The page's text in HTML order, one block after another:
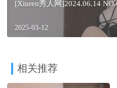
[Xiuren秀人网]2024.06.14
2025-03-12
相关推荐